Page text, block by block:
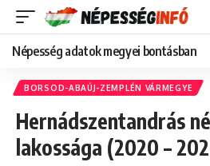
Népesség adatok megyei bontásban
BORSOD-ABAÚJ-ZEMPLÉN VÁRMEGYE
Hernádszentandrás
lakossága (2020 –